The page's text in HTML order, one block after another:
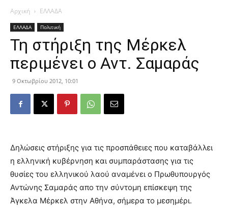
Αρχική ΕΛΛΑΔΑ
ΕΛΛΑΔΑ Πολιτική
Τη στήριξη της Μέρκελ
περιμένει ο Αντ. Σαμαράς
9 Οκτωβρίου 2012, 10:01
Δηλώσεις στήριξης για τις προσπάθειες που καταβάλλει
η ελληνική κυβέρνηση και συμπαράστασης για τις
θυσίες του ελληνικού λαού αναμένει ο Πρωθυπουργός
Αντώνης Σαμαράς απο την σύντομη επίσκεψη της
Άγκελα Μέρκελ στην Αθήνα, σήμερα το μεσημέρι.